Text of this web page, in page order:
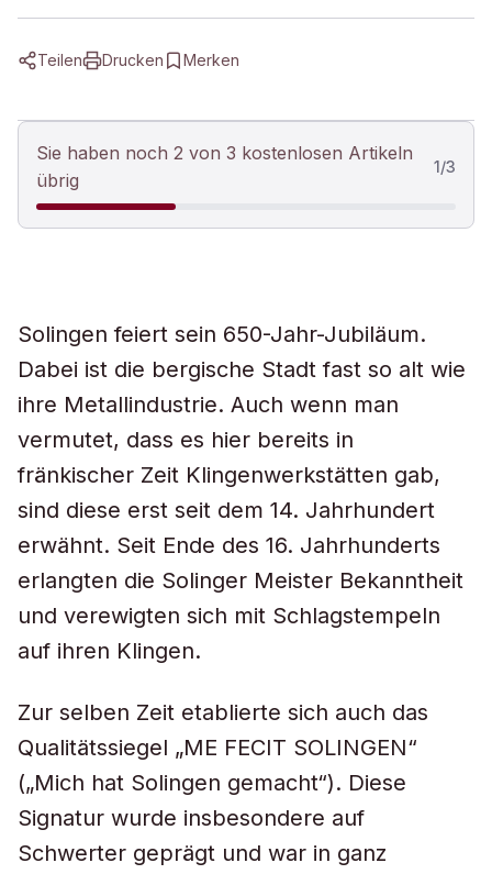
Teilen Drucken Merken
Sie haben noch 2 von 3 kostenlosen Artikeln
übrig
1/3
Solingen feiert sein 650-Jahr-Jubiläum.
Dabei ist die bergische Stadt fast so alt wie
ihre Metallindustrie. Auch wenn man
vermutet, dass es hier bereits in
fränkischer Zeit Klingenwerkstätten gab,
sind diese erst seit dem 14. Jahrhundert
erwähnt. Seit Ende des 16. Jahrhunderts
erlangten die Solinger Meister Bekanntheit
und verewigten sich mit Schlagstempeln
auf ihren Klingen.
Zur selben Zeit etablierte sich auch das
Qualitätssiegel „ME FECIT SOLINGEN“
(„Mich hat Solingen gemacht“). Diese
Signatur wurde insbesondere auf
Schwerter geprägt und war in ganz